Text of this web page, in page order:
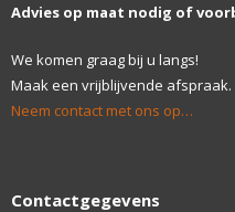
Advies op maat nodig of
We komen graag bij u langs!
Maak een vrijblijvende afspraak.
Neem contact met ons op…
Contactgegevens